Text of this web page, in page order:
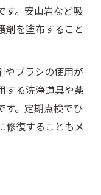
す。安山岩など吸
剤を塗布すること
やブラシの使用が
する洗浄道具や薬
す。定期点検でひ
修復することもメ